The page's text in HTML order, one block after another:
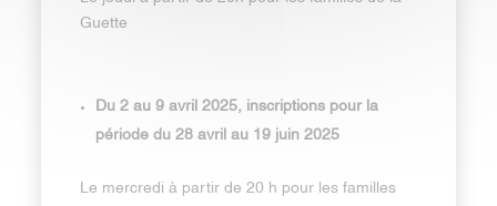
Guette
Du 2 au 9 avril 2025, inscriptions pour la
période du 28 avril au 19 juin 2025
Le mercredi à partir de 20 h pour les familles